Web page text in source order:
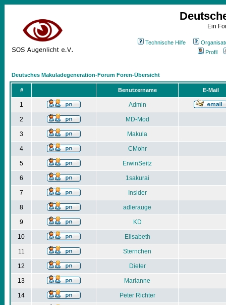
Ein
Technische Hilfe
Profil
Deutsches Makuladegeneration-Forum Foren-Übersicht
# Benutzername E-Mail
1 Admin
2 MD-Mod
3 Makula
4 CMohr
5 ErwinSeitz
6 1sakurai
7 Insider
8 adlerauge
9 KD
10 Elisabeth
11 Sternchen
12 Dieter
13 Marianne
14 Peter Richter